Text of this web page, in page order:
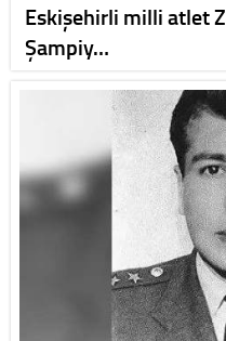
Eskişehirli milli atlet
Şampiy…